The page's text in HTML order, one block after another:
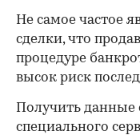
Не самое частое
сделки, что
процедуре
высок риск
Получить
специального